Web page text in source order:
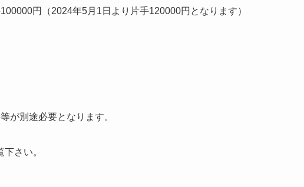
円（2024年5月1日より片手120000円となります）
が別途必要となります。
さい。